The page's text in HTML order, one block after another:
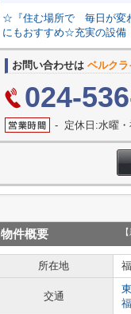
☆『住む場所で
毎日が変
にもおすすめ☆充実の設備
お問い合わせは ベルク
024-
- 定休日:水曜・
物件概要
所在地
交通